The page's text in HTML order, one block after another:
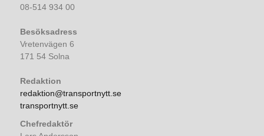
08-514 934 00
Besöksadress
Vretenvägen 6
171 54 Solna
Redaktion
redaktion@transportnytt.se
transportnytt.se
Chefredaktör